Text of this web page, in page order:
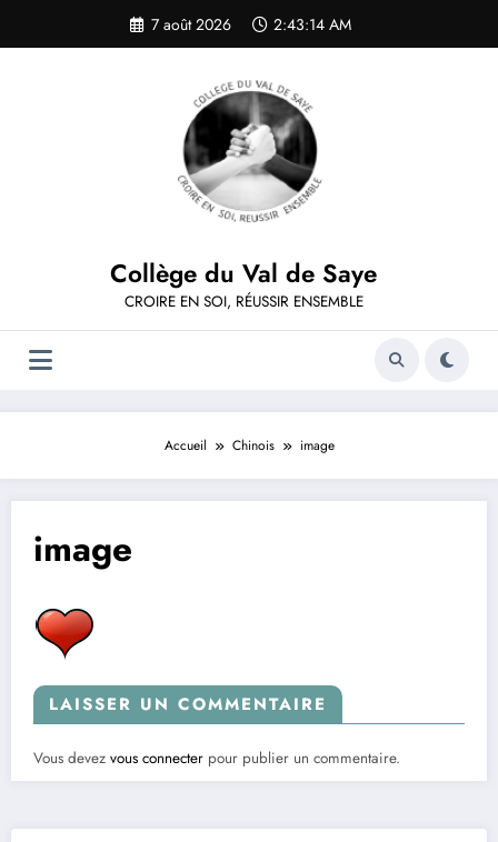
contenu
7 août 2026 2:43:15 AM
Collège du Val de Saye
CROIRE EN SOI, RÉUSSIR ENSEMBLE
Accueil Chinois image
image
LAISSER UN COMMENTAIRE
Vous devez vous connecter pour publier un commentaire.